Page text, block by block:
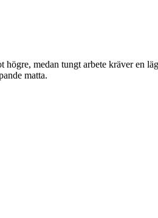
högre, medan tungt arbete kräver en
matta.